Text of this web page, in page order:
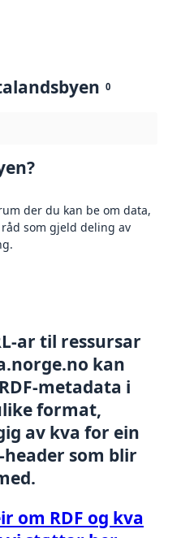
0
der du kan be om data,
som gjeld deling av
ar til ressursar
kan
metadata i
format,
av kva for ein
header som blir
om RDF og kva